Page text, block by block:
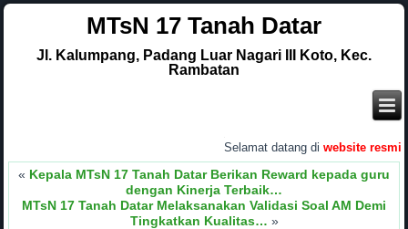
MTsN 17 Tanah Datar
Jl. Kalumpang, Padang Luar Nagari III Koto, Kec.
Rambatan
Selamat datang diwebsite resmi MTsN
« Kepala MTsN 17 Tanah Datar Berikan Reward kepada guru
dengan Kinerja Terbaik…
MTsN 17 Tanah Datar Melaksanakan Validasi Soal AM Demi
Tingkatkan Kualitas… »